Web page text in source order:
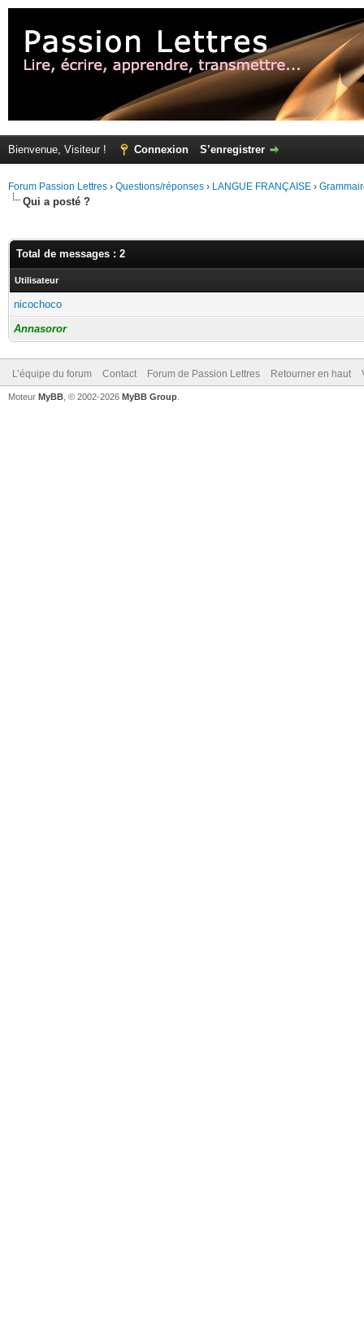
Bienvenue, Visiteur ! Connexion S’enregistrer
Forum Passion Lettres › Questions/réponses › LANGUE FRANÇAISE ›
Qui a posté ?
Total de messages : 2
Utilisateur
nicochoco
Annasoror
L’équipe du forum Contact Forum de Passion Lettres Retourner en haut
Moteur MyBB , © 2002-2026 MyBB Group